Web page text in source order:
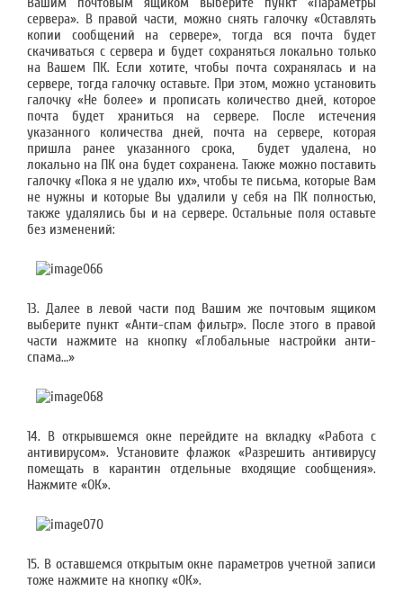
сервера». В правой части, можно снять галочку «Оставлять
копии сообщений на сервере», тогда вся почта будет
скачиваться с сервера и будет сохраняться локально только
на Вашем ПК. Если хотите, чтобы почта сохранялась и на
сервере, тогда галочку оставьте. При этом, можно установить
галочку «Не более» и прописать количество дней, которое
почта будет храниться на сервере. После истечения
указанного количества дней, почта на сервере, которая
пришла ранее указанного срока, будет удалена, но
локально на ПК она будет сохранена. Также можно поставить
галочку «Пока я не удалю их», чтобы те письма, которые Вам
не нужны и которые Вы удалили у себя на ПК полностью,
также удалялись бы и на сервере. Остальные поля оставьте
без изменений:
13. Далее в левой части под Вашим же почтовым ящиком
выберите пункт «Анти-спам фильтр». После этого в правой
части нажмите на кнопку «Глобальные настройки анти-
спама…»
14. В открывшемся окне перейдите на вкладку «Работа с
антивирусом». Установите флажок «Разрешить антивирусу
помещать в карантин отдельные входящие сообщения».
Нажмите «ОК».
15. В оставшемся открытым окне параметров учетной записи
тоже нажмите на кнопку «ОК».